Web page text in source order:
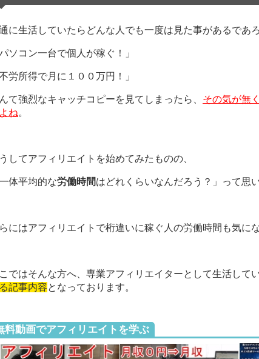
に生活していたらどんな人でも一度は見た事があるであ
パソコン一台で個人が稼ぐ！」
不労所得で月に１００万円！」
て強烈なキャッチコピーを見てしまったら、 その気が無
ね。
してアフィリエイトを始めてみたものの、
一体平均的な労働時間はどれくらいなんだろう？」って思
にはアフィリエイトで桁違いに稼ぐ人の労働時間も気に
ではそんな方へ、専業アフィリエイターとして生活して
記事内容となっております。
料動画でアフィリエイトを学ぶ